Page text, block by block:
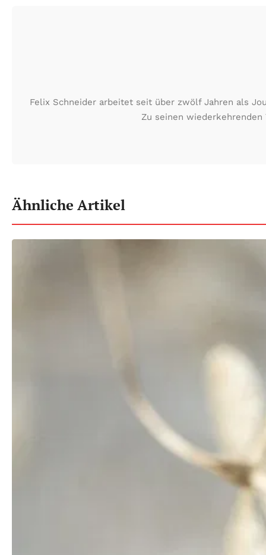
Felix Schneider arbeitet seit über zwölf Jahren als
Zu seinen wiederkehrenden
Ähnliche Artikel